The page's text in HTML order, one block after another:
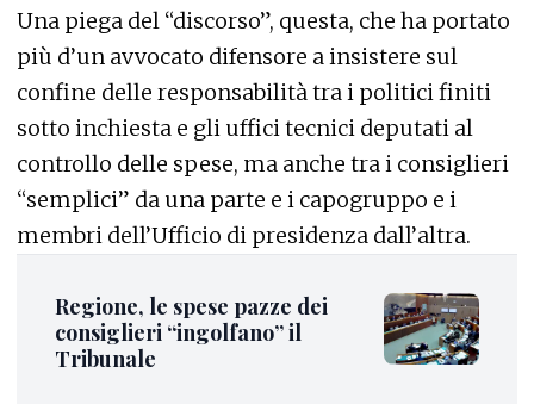
Una piega del “discorso”, questa, che ha portato
più d’un avvocato difensore a insistere sul
confine delle responsabilità tra i politici finiti
sotto inchiesta e gli uffici tecnici deputati al
controllo delle spese, ma anche tra i consiglieri
“semplici” da una parte e i capogruppo e i
membri dell’Ufficio di presidenza dall’altra.
Regione, le spese pazze dei
consiglieri “ingolfano” il
Tribunale